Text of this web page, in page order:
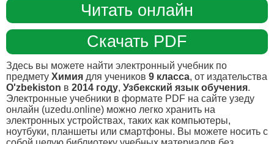
Читать онлайн
Скачать PDF
Здесь вы можете найти электронный учебник по
предмету Химия для учеников 9 класса, от издательства
O'zbekiston в 2014 году, Узбекский язык обучения.
Электронные учебники в формате PDF на сайте узеду
онлайн (uzedu.online) можно легко хранить на
электронных устройствах, таких как компьютеры,
ноутбуки, планшеты или смартфоны. Вы можете носить с